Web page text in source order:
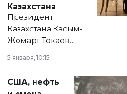
Казахстана
Президент
Казахстана Касым-
Жомарт Токаев
сразу несколько
актуальных тем —
от слухов о
5 января, 10:15
США, нефть